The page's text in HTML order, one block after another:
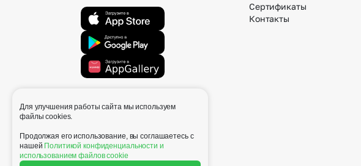
Сертификаты
Контакты
Для улучшения работы сайта мы используем
файлы cookies.
Продолжая его использование, вы соглашаетесь с
нашей Политикой конфиденциальности и
использованием файлов cookie